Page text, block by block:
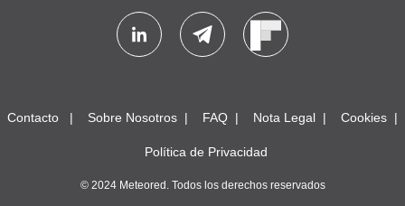
Contacto Sobre Nosotros FAQ Nota Legal Cookies
Política de Privacidad
© 2024 Meteored. Todos los derechos reservados